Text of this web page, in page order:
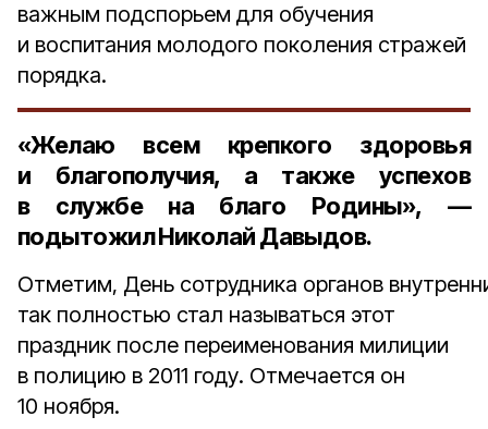
важным подспорьем для обучения
и воспитания молодого поколения стражей
порядка.
«Желаю всем крепкого здоровья
и благополучия, а также успехов
в службе на благо Родины», —
подытожил Николай Давыдов.
Отметим, День сотрудника органов
так полностью стал называться этот
праздник после переименования милиции
в полицию в 2011 году. Отмечается он
10 ноября.